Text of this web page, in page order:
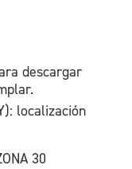
descargar
localización
30